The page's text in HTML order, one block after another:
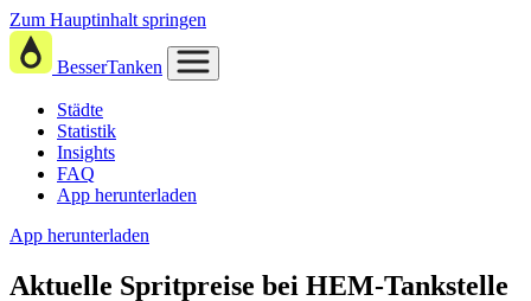
Zum Hauptinhalt springen
BesserTanken
Städte
Statistik
Insights
FAQ
App herunterladen
App herunterladen
Aktuelle Spritpreise bei HEM-Tankstelle